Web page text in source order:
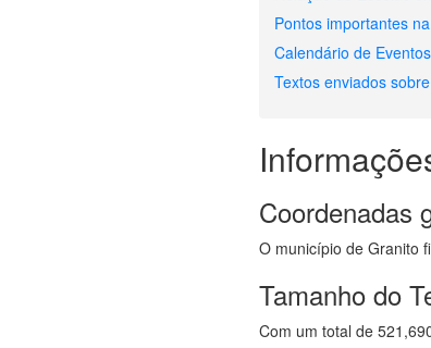
Pontos importantes
Calendário de Eventos
Textos enviados
Coordenadas
O município de Granito
Tamanho do
Com um total de